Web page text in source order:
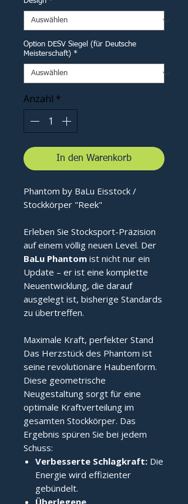
Option DESV Siegel (für Deutsche
Meisterschaft) *
Anzahl *
In den Warenkorb
Phantom by BaLu Eisstock /
Stockkörper "Reek"
Erleben Sie Stocksport-Präzision
auf einem völlig neuen Level. Der
BaLu Phantom ist nicht nur ein
Update – er ist eine komplette
Neuentwicklung, die darauf
ausgelegt ist, bisherige Standards
zu übertreffen.
Maximale Kraft, perfekter Stand
Das Herzstück des Phantom ist
seine revolutionäre Haubenform.
Diese geometrische
Neugestaltung sorgt für eine
optimale Kraftverteilung im
gesamten Stockkörper. Das
Ergebnis spüren Sie bei jedem
Schuss:
Verbesserte Schlagkraft: Die
Energie wird effizienter
gebündelt.